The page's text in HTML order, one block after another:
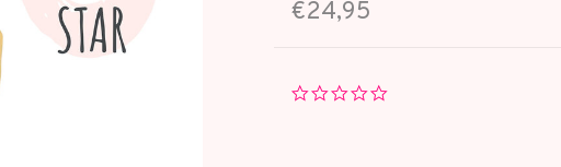
€24,95
0.0